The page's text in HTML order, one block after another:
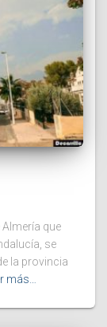
que
se
la provincia
más…